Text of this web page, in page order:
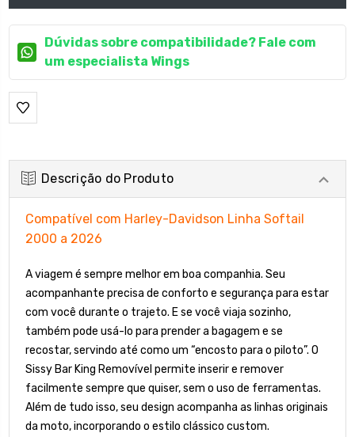
Dúvidas sobre compatibilidade? Fale com
um especialista Wings
Descrição do Produto
Compatível com Harley-Davidson Linha Softail
2000 a 2026
A viagem é sempre melhor em boa companhia. Seu
acompanhante precisa de conforto e segurança para estar
com você durante o trajeto. E se você viaja sozinho,
também pode usá-lo para prender a bagagem e se
recostar, servindo até como um “encosto para o piloto”. O
Sissy Bar King Removível permite inserir e remover
facilmente sempre que quiser, sem o uso de ferramentas.
Além de tudo isso, seu design acompanha as linhas originais
da moto, incorporando o estilo clássico custom.